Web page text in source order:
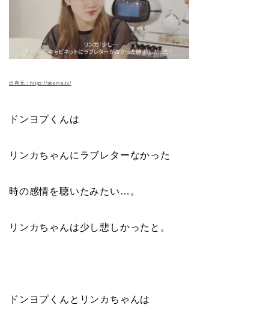
出典元：https://abema.tv/
ドンヨプくんは
リンカちゃんにラブレターなかった
時の感情を聴いたみたい…。
リンカちゃんは少し悲しかったと。
ドンヨプくんとリンカちゃんは